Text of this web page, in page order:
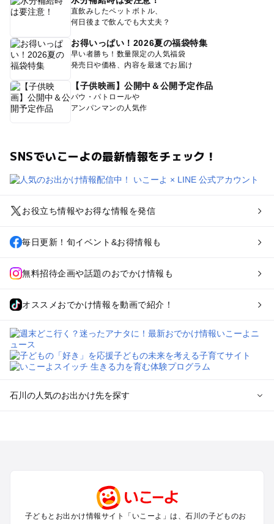
直飲みしたペットボトル、
何日後まで飲んでも大丈夫？
お得いっぱい！2026夏の福袋特集
早い者勝ち！数量限定の人気福袋
発売日や価格、内容を最速でお届け
【子供映画】公開中＆公開予定作品
パウ・パトロールや
アンパンマンの人気作
SNSでいこーよの最新情報をチェック！
お役立ち情報やお得な情報を発信
毎日更新！旬イベント&お得情報も
無料招待企画や話題のおでかけ情報も
オススメおでかけ情報を動画で紹介！
石川の人気のお出かけ先を探す
白山周辺のプールお出かけ
和倉・七尾のプールお出かけ
子どもとお出かけ情報サイト「いこーよ」は、石川の子どものお